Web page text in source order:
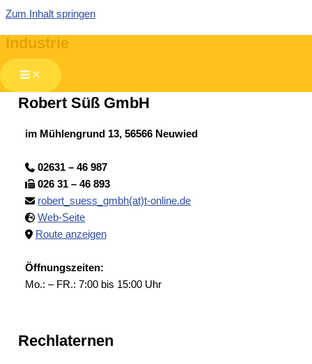
Zum Inhalt springen
Industrie
Robert Süß GmbH
im Mühlengrund 13, 56566 Neuwied
02631 – 46 987
026 31 – 46 893
robert_suess_gmbh(at)t-online.de
Web-Seite
Route anzeigen
Öffnungszeiten:
Mo.: – FR.: 7:00 bis 15:00 Uhr
Rechlaternen